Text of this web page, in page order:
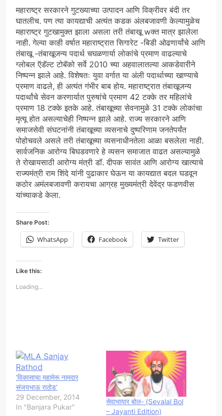
महाराष्ट्र सरकारने गुटख्याच्या उत्पादन आणि विक्रीवर बंदी तर
घातलीच. पण त्या कायद्याची अत्यंत कडक अंलबजावणी केल्यामुळेच
महाराष्ट्र गुटखामुक्त झाला असला तरी तंबाखू wक्त मात्र झालेला
नाही. गेल्या काही वर्षात महाराष्ट्रात सिगारेट -बिडी ओढणार्यांचे आणि
तंबाखू -तंबाखूजन्य पदार्थ चघळणार्या लोकांचे प्रमाण वाढल्याचे
ग्लोबल ऍडॅल्ट टोबॅको सर्वे 2010 च्या अहवालातल्या आकडेवारीने
निष्पन्न झाले आहे. विशेषतः युवा वर्गात या अंली पदार्थाच्या खाण्याचे
प्रमाण वाढले, ही अत्यंत गंभीर बाब होय. महाराष्ट्रात तंबाखूजन्य
पदार्थांचे सेवन करणार्यात पुरुषांचे प्रमाण 42 टक्के तर महिलांचे
प्रमाण 18 टक्के इतके आहे. तंबाखूच्या सेवनामुळे 31 टक्के लोकांचा
मृत्यू होत असल्याचेही निष्पन्न झाले आहे. राज्य सरकारने आणि
समाजसेवी संघटनांनी तंबाखूच्या व्यसनाचे दुष्परिणाम जनतेपर्यंत
पोहोचवले असले तरी तंबाखूच्या व्यसनाधीनतेला आळा बसलेला नाही.
सार्वजनिक आरोग्य बिघडवणारे हे व्यसन समाजात वाढत असल्यामुळे
ते रोखायसाठी आरोग्य मंत्री डॉ. दीपक सावंत आणि आरोग्य खात्याचे
राज्यमंत्री राम शिंदे यांनी पुढाकार घेऊन या कायद्यात बदल घडवून
कठोर अमंलबजावणी करायचा आग्रह मुख्यमंत्री देवेंद्र फडणवीस
यांच्याकडे केला.
Share Post:
WhatsApp Facebook Twitter
Like this:
Loading...
‘विकासाचा महामेरू नामदार
संजयभाऊ राठोड’
29 December, 2014
In "Banjara Pukar"
सेवाभायार बोल- (Sevalal Bol
– Jayanti Edition)